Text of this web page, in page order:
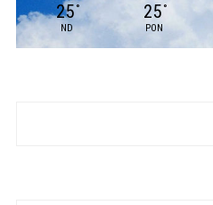
25 °
ND
25 °
PON